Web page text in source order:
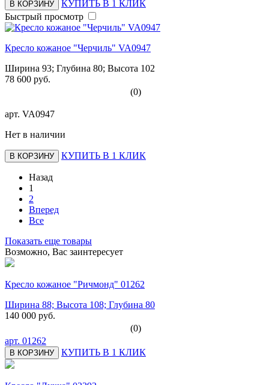
В КОРЗИНУ
КУПИТЬ В 1 КЛИК
Быстрый просмотр
Кресло кожаное "Черчиль" VA0947
Ширина 93; Глубина 80; Высота 102
78 600 руб.
(0)
арт. VA0947
Нет в наличии
В КОРЗИНУ КУПИТЬ В 1 КЛИК
Назад
1
2
Вперед
Все
Показать еще товары
Возможно, Вас заинтересует
Кресло кожаное "Ричмонд" 01262
Ширина 88; Высота 108; Глубина 80
140 000 руб.
(0)
арт. 01262
В КОРЗИНУ КУПИТЬ В 1 КЛИК